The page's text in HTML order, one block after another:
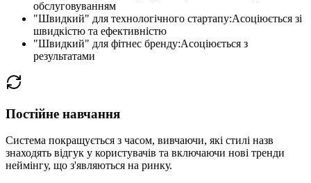
обслуговуванням
"Швидкий" для технологічного стартапу:Асоціюється зі
швидкістю та ефективністю
"Швидкий" для фітнес бренду:Асоціюється з
результатами
Постійне навчання
Система покращується з часом, вивчаючи, які стилі назв
знаходять відгук у користувачів та включаючи нові тренди
неймінгу, що з'являються на ринку.